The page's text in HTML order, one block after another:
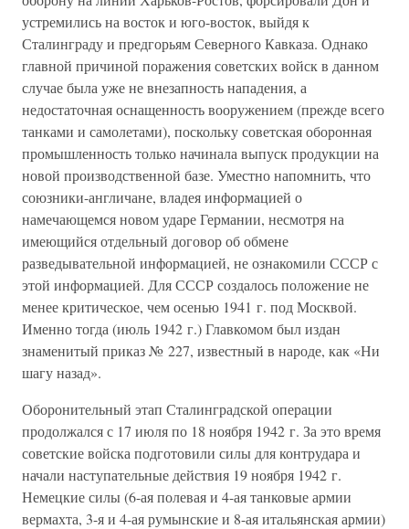
устремились на восток и юго-восток, выйдя к
Сталинграду и предгорьям Северного Кавказа. Однако
главной причиной поражения советских войск в данном
случае была уже не внезапность нападения, а
недостаточная оснащенность вооружением (прежде всего
танками и самолетами), поскольку советская оборонная
промышленность только начинала выпуск продукции на
новой производственной базе. Уместно напомнить, что
союзники-англичане, владея информацией о
намечающемся новом ударе Германии, несмотря на
имеющийся отдельный договор об обмене
разведывательной информацией, не ознакомили СССР с
этой информацией. Для СССР создалось положение не
менее критическое, чем осенью 1941 г. под Москвой.
Именно тогда (июль 1942 г.) Главкомом был издан
знаменитый приказ № 227, известный в народе, как «Ни
шагу назад».
Оборонительный этап Сталинградской операции
продолжался с 17 июля по 18 ноября 1942 г. За это время
советские войска подготовили силы для контрудара и
начали наступательные действия 19 ноября 1942 г.
Немецкие силы (6-ая полевая и 4-ая танковые армии
вермахта, 3-я и 4-ая румынские и 8-ая итальянская армии)